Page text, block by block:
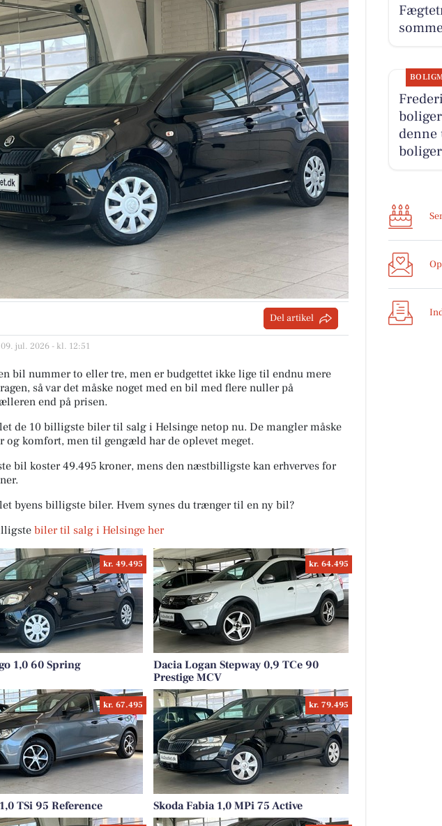
Del artikel
jul. 2026 - kl. 12:51
bil nummer to eller tre, men er budgettet ikke lige til endnu mere
så var det måske noget med en bil med flere nuller på
end på prisen.
de 10 billigste biler til salg i Helsinge netop nu. De mangler måske
og komfort, men til gengæld har de oplevet meget.
bil koster 49.495 kroner, mens den næstbilligste kan erhverves for
byens billigste biler. Hvem synes du trænger til en ny bil?
biler til salg i Helsinge her
kr. 49.495
1,0 60 Spring
kr. 64.495
Dacia Logan Stepway 0,9 TCe 90
Prestige MCV
kr. 67.495
TSi 95 Reference
kr. 79.495
Skoda Fabia 1,0 MPi 75 Active
denne